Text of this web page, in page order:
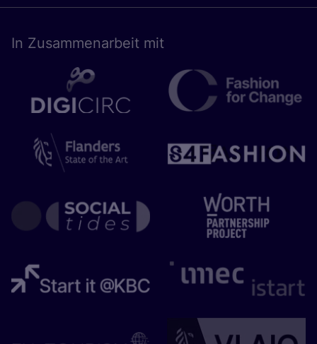
In Zusam­men­ar­beit mit